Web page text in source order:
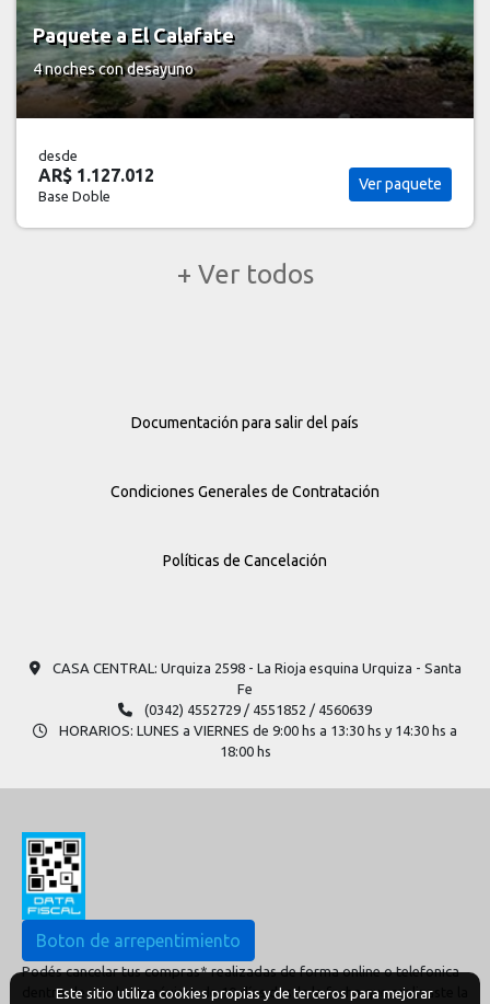
Paquete a El Calafate
4 nochescon desayuno
desde
AR$ 1.127.012
Base Doble
Ver paquete
+ Ver todos
Documentación para salir del país
Condiciones Generales de Contratación
Políticas de Cancelación
CASA CENTRAL: Urquiza 2598​ - La Rioja esquina Urquiza - Santa
Fe
(0342) 4552729 / 4551852 / 4560639
HORARIOS: LUNES a VIERNES de 9:00 hs a 13:30 hs y 14:30 hs a
18:00 hs
Boton de arrepentimiento
Podés cancelar tus compras* realizadas de forma online o telefonica
dentro de un plazo máximo de 10 días desde la fecha que realizaste la
Este sitio utiliza cookies propias y de terceros para mejorar